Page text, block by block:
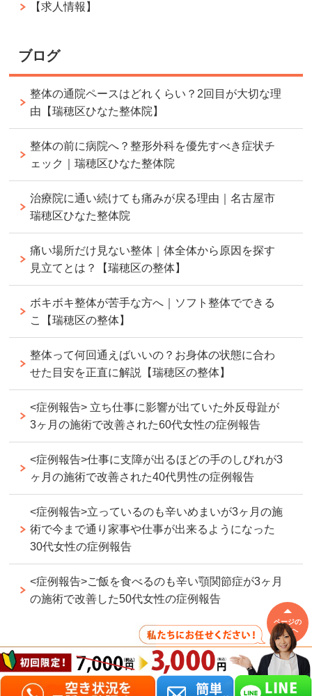
【求人情報】
ブログ
整体の通院ペースはどれくらい？2回目が大切な理
由【瑞穂区ひなた整体院】
整体の前に病院へ？整形外科を優先すべき症状チ
ェック｜瑞穂区ひなた整体院
治療院に通い続けても痛みが戻る理由｜名古屋市
瑞穂区ひなた整体院
痛い場所だけ見ない整体｜体全体から原因を探す
見立てとは？【瑞穂区の整体】
ボキボキ整体が苦手な方へ｜ソフト整体でできる
こ【瑞穂区の整体】
整体って何回通えばいいの？お身体の状態に合わ
せた目安を正直に解説【瑞穂区の整体】
<症例報告> 立ち仕事に影響が出ていた外反母趾が
3ヶ月の施術で改善された60代女性の症例報告
<症例報告>仕事に支障が出るほどの手のしびれが3
ヶ月の施術で改善された40代男性の症例報告
<症例報告>立っているのも辛いめまいが3ヶ月の施
術で今まで通り家事や仕事が出来るようになった
30代女性の症例報告
<症例報告>ご飯を食べるのも辛い顎関節症が3ヶ月
の施術で改善した50代女性の症例報告
ページの
先頭へ